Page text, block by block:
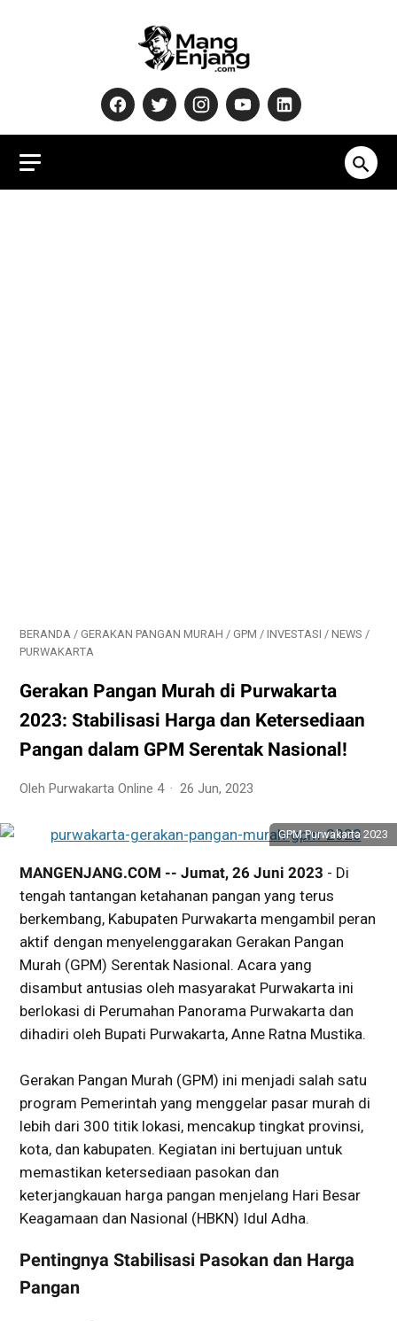
BERANDA / GERAKAN PANGAN MURAH / GPM / INVESTASI / NEWS /
PURWAKARTA
Gerakan Pangan Murah di Purwakarta
2023: Stabilisasi Harga dan Ketersediaan
Pangan dalam GPM Serentak Nasional!
Oleh Purwakarta Online 4 26 Jun, 2023
GPM Purwakarta 2023
MANGENJANG.COM -- Jumat, 26 Juni 2023 - Di
tengah tantangan ketahanan pangan yang terus
berkembang, Kabupaten Purwakarta mengambil peran
aktif dengan menyelenggarakan Gerakan Pangan
Murah (GPM) Serentak Nasional. Acara yang
disambut antusias oleh masyarakat Purwakarta ini
berlokasi di Perumahan Panorama Purwakarta dan
dihadiri oleh Bupati Purwakarta, Anne Ratna Mustika.
Gerakan Pangan Murah (GPM) ini menjadi salah satu
program Pemerintah yang menggelar pasar murah di
lebih dari 300 titik lokasi, mencakup tingkat provinsi,
kota, dan kabupaten. Kegiatan ini bertujuan untuk
memastikan ketersediaan pasokan dan
keterjangkauan harga pangan menjelang Hari Besar
Keagamaan dan Nasional (HBKN) Idul Adha.
Pentingnya Stabilisasi Pasokan dan Harga
Pangan